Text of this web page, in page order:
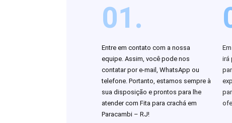
01.
Entre em contato com a nossa
equipe. Assim, você pode nos
contatar por e-mail, WhatsApp ou
telefone. Portanto, estamos sempre à
sua disposição e prontos para lhe
atender com Fita para crachá em
Paracambi – RJ!
irá